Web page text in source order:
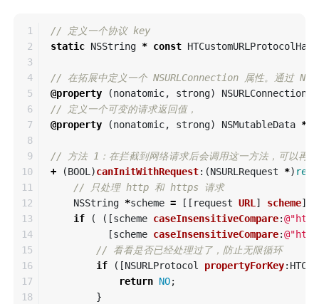
1
2
3
4
5
6
7
8
9
10
11
12
13
14
15
16
17
18
// 定义一个协议 key
static NSString * const
// 在拓展中定义一个 NSURLConnection 属性。通过
@property
(nonatomic, strong) NSURLConnection
// 定义一个可变的请求返回值，
@property
(nonatomic, strong) NSMutableData *
// 方法 1：在拦截到网络请求后会调用这一方法，可以
+
(BOOL)canInitWithRequest:(NSURLRequest *)
// 只处理 http 和 https 请求
NSString *scheme = [[ request URL] scheme];
if
( ([scheme caseInsensitiveCompare:
[scheme caseInsensitiveCompare:
// 看看是否已经处理过了，防止无限循环
if
([NSURLProtocol propertyForKey:
return NO;
}